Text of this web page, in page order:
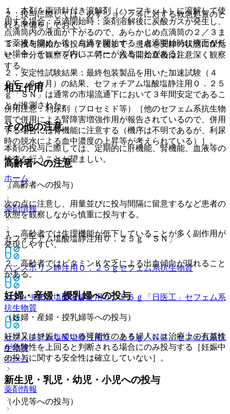
１．本剤を両頭針付き溶解剤（ハーフキット）に溶解して使
用する場合：点滴開始時；薬剤溶解後に炭酸ガスが発生し、
点滴筒内の液面が下がるので、あらかじめ点滴筒の２／３ま
で薬液を溜めた後、点滴を開始する［点滴開始時に液面が低
い場合、チューブ内にエアーが入ることがある］。
２．安定性試験結果：最終包装製品を用いた加速試験（４
０℃、６カ月）の結果、セフォチアム塩酸塩静注用０．２５
ｇ「ＳＮ」は通常の市場流通下において３年間安定であるこ
とが推測された。
その他の注意
本剤の投与に際しては、定期的に肝機能、腎機能、血液等の
検査を行うことが望ましい。
ホーム
薬剤情報
セフォチアム塩酸塩静注用０．２５ｇ「ＳＮ」
パンスポリン静注用０．２５ｇセフェム系抗生物質
セフォチアム塩酸塩静注用０．２５ｇ「日医工」 セフェム系
抗生物質
セフォチアム塩酸塩静注用０．２５ｇ「ＮＰ」セフェム系抗
生物質
ホーム
薬剤情報
２．投与に際しては、必ずショック等に対する救急処置のと
れる準備をしておく。
３．投与開始から投与終了後まで、患者を安静の状態に保た
せ、十分な観察を行い、特に、投与開始直後は注意深く観察
する。
相互作用
併用注意：利尿剤（フロセミド等）［他のセフェム系抗生物
質で併用による腎障害増強作用が報告されているので、併用
する場合には腎機能に注意する（機序は不明であるが、利尿
時の脱水による血中濃度の上昇等が考えられている）］。
高齢者への注意
（高齢者への投与）
次の点に注意し、用量並びに投与間隔に留意するなど患者の
状態を観察しながら慎重に投与する。
１．高齢者では生理機能が低下していることが多く副作用が
発現しやすい。
２．高齢者ではビタミンＫ欠乏による出血傾向が現れること
がある。
妊婦・産婦・授乳婦への投与
（妊婦・産婦・授乳婦等への投与）
妊婦又は妊娠している可能性のある婦人には治療上の有益性
が危険性を上回ると判断される場合にのみ投与する［妊娠中
の投与に関する安全性は確立していない］。
新生児・乳児・幼児・小児への投与
（小児等への投与）